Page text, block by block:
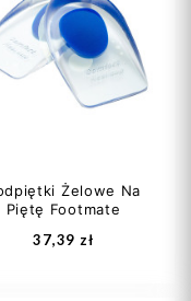
35-36
37-38
39-40
41-42
43-44
+1
Dodaj do koszyka
Żelowe Na
Piętę Footmate
37,39 zł